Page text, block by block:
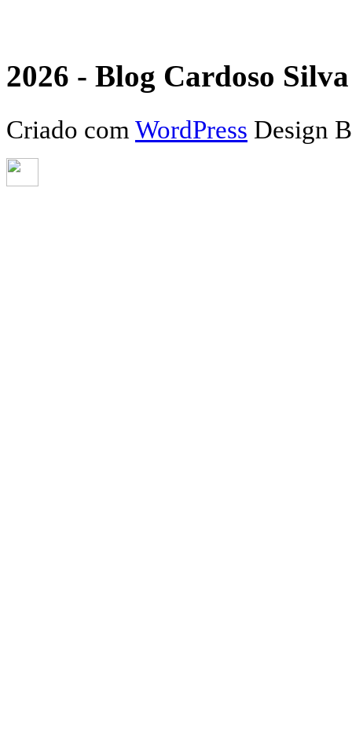
2026 - Blog Cardoso
Criado com WordPress Design